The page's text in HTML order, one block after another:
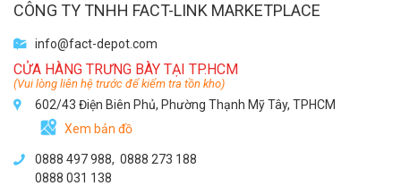
CÔNG TY TNHH FACT-LINK MARKETPLACE
info@fact-depot.com
CỬA HÀNG TRƯNG BÀY TẠI TP.HCM
(Vui lòng liên hệ trước để kiểm tra tồn kho)
602/43 Điện Biên Phủ, Phường Thạnh Mỹ Tây, TPHCM
Xem bản đồ
0888 497 988, 0888 273 188
0888 031 138